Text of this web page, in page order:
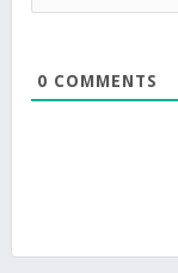
0 COMMENTS